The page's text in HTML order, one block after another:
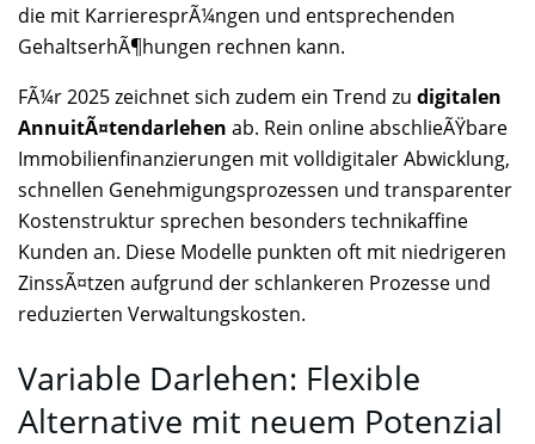
die mit KarrieresprÃ¼ngen und entsprechenden
GehaltserhÃ¶hungen rechnen kann.
FÃ¼r 2025 zeichnet sich zudem ein Trend zu digitalen
AnnuitÃ¤tendarlehen ab. Rein online abschlieÃŸbare
Immobilienfinanzierungen mit volldigitaler Abwicklung,
schnellen Genehmigungsprozessen und transparenter
Kostenstruktur sprechen besonders technikaffine
Kunden an. Diese Modelle punkten oft mit niedrigeren
ZinssÃ¤tzen aufgrund der schlankeren Prozesse und
reduzierten Verwaltungskosten.
Variable Darlehen: Flexible
Alternative mit neuem Potenzial